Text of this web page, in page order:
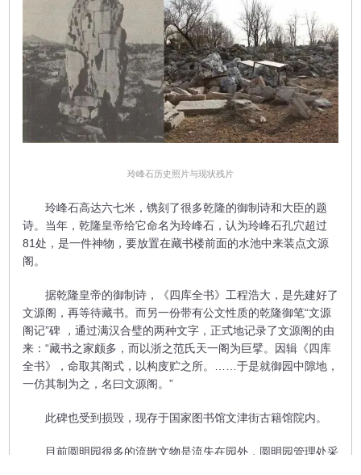
玲峰石历史照片与现状残片
玲峰石高达六七米，镌刻了很多乾隆的御制诗和大臣的题
诗。当年，乾隆皇帝给它命名为玲峰石，认为玲峰石孔穴超过
81处，是一件神物，要放置在藏书楼前面的水池中来装点文源
阁。
据乾隆皇帝的御制诗，《四库全书》工程浩大，是先建好了
文源阁，再等待藏书。而另一份带有公文性质的乾隆御笔“文源
阁记”碑 ，通过满汉合璧的两种文字，正式地记录了文源阁的由
来：“藏书之家颇多，而以浙之范氏天一阁为巨擘。因辑《四库
全书》，命取其阁式，以构庋贮之所。……于是就御园中隙地，
一仿其制为之，名曰文源阁。”
此碑也受到损毁，现存于国家图书馆文津街古籍馆院内。
目前圆明园很多的流散文物是流失在园外，圆明园管理处采